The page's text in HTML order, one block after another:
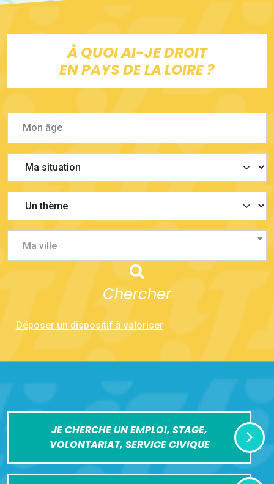
À QUOI AI-JE DROIT
EN PAYS DE LA LOIRE ?
Ma ville
Chercher
Déposer un dispositif à valoriser
JE CHERCHE UN EMPLOI, STAGE,
VOLONTARIAT, SERVICE CIVIQUE